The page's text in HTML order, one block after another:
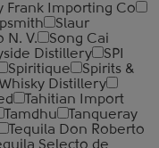
Frank Importing Co
Slaur
N. V.
Song Cai
Distillery
SPI
Spiritique
Spirits &
Distillery
Tahitian Import
Tamdhu
Tanqueray
Tequila Don Roberto